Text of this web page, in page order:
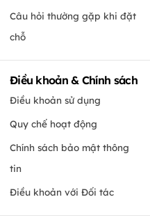
Câu hỏi thường gặp khi đặt
chỗ
Điều khoản & Chính sách
Điều khoản sử dụng
Quy chế hoạt động
Chính sách bảo mật thông
tin
Điều khoản với Đối tác